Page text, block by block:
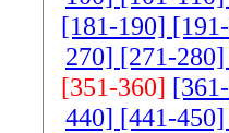
[181-190]
270] [271-280]
[351-360]
440] [441-450]